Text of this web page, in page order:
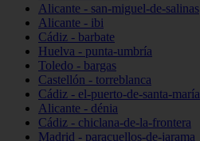
Alicante - san-miguel-de-salinas
Alicante - ibi
Cádiz - barbate
Huelva - punta-umbría
Toledo - bargas
Castellón - torreblanca
Cádiz - el-puerto-de-santa-maría
Alicante - dénia
Cádiz - chiclana-de-la-frontera
Madrid - paracuellos-de-jarama